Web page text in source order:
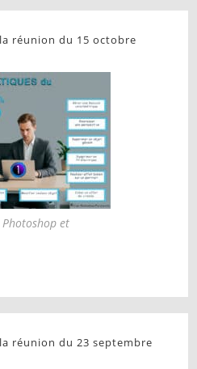
réunion du 15 octobre
et
réunion du 23 septembre